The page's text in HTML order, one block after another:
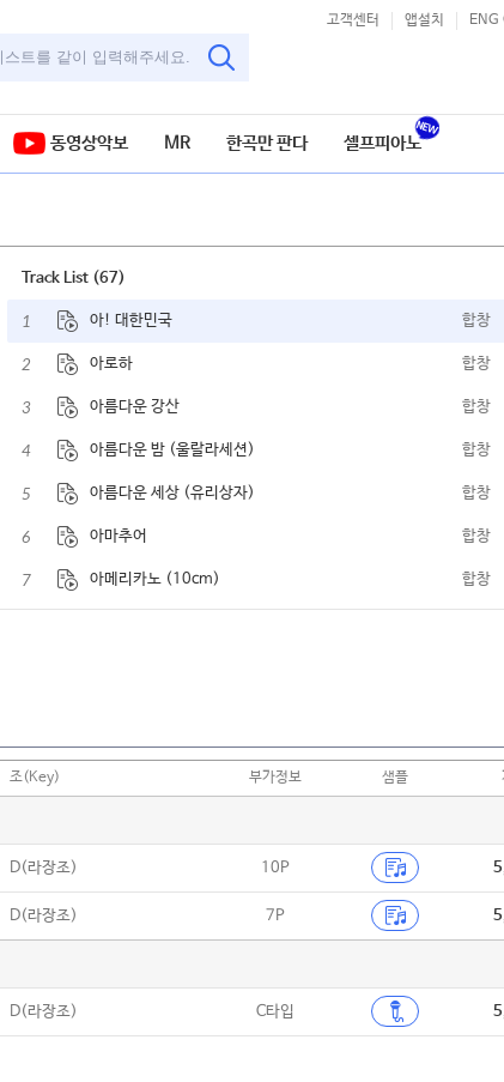
고객센터 앱설치 ENG
동영상악보 MR 한곡만 판다 셀프피아노
Track List (67)
1 아! 대한민국 합창
2 아로하 합창
3 아름다운 강산 합창
4 아름다운 밤 (울랄라세션) 합창
5 아름다운 세상 (유리상자) 합창
6 아마추어 합창
7 아메리카노 (10cm) 합창
11 아직도 기억하고 있어요 (포레스텔라) 합창
12 아침이슬 합창
15
17
조(Key) 부가정보 샘플
D(라장조) 10P
D(라장조) 7P
D(라장조) C타입